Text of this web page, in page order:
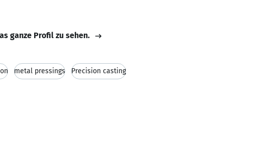
ganze Profil zu sehen.
metal pressings Precision casting